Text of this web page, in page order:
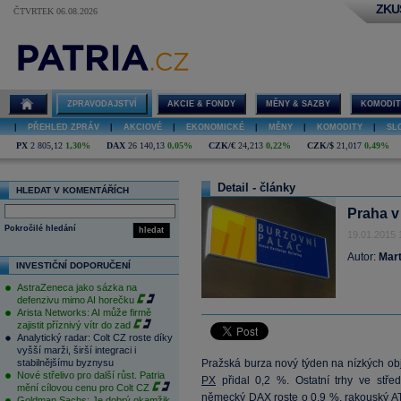
ČTVRTEK 06.08.2026
ZPRAVODAJSTVÍ AKCIE & FONDY MĚNY & SAZBY
PŘEHLED ZPRÁV AKCIOVÉ EKONOMICKÉ MĚNY KOMODITY
PX 2 805,12 1,30% DAX 26 140,13 0,05% CZK/€ 24,213 0,22% CZK/$ 21,017 0,49%
HLEDAT V KOMENTÁŘÍCH
hledat
Pokročilé hledání
INVESTIČNÍ DOPORUČENÍ
AstraZeneca jako sázka na
defenzivu mimo AI horečku
Arista Networks: AI může firmě
zajistit příznivý vítr do zad
Analytický radar: Colt CZ roste díky
vyšší marži, širší integraci i
stabilnějšímu byznysu
Nové střelivo pro další růst. Patria
mění cílovou cenu pro Colt CZ
Detail - články
Praha
19.01.2015
Autor:
Pražská burza nový týden na nízkých
PX přidal 0,2 %. Ostatní trhy ve
německý DAXroste o 0,9 %, rakouský